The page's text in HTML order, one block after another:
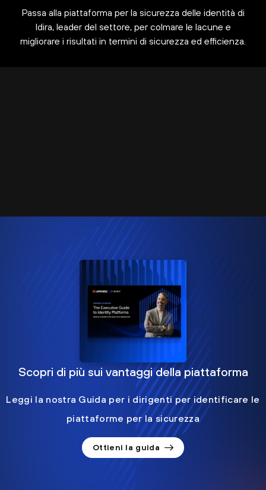
Passa alla piattaforma per la sicurezza delle identità di
Idira, leader del settore, per colmare le lacune e
migliorare i risultati in termini di sicurezza ed efficienza.
Scopri di più sui vantaggi della piattaforma
Leggi la nostra Guida per i dirigenti per identificare le
piattaforme per la sicurezza
Ottieni la guida